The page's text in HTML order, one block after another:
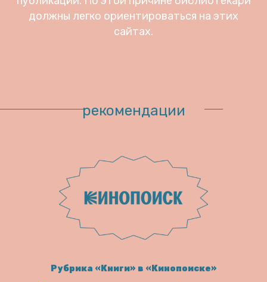
должны легко ориентироваться на этих
сайтах.
рекомендации
Рубрика «Книги» в «Кинопоиске»